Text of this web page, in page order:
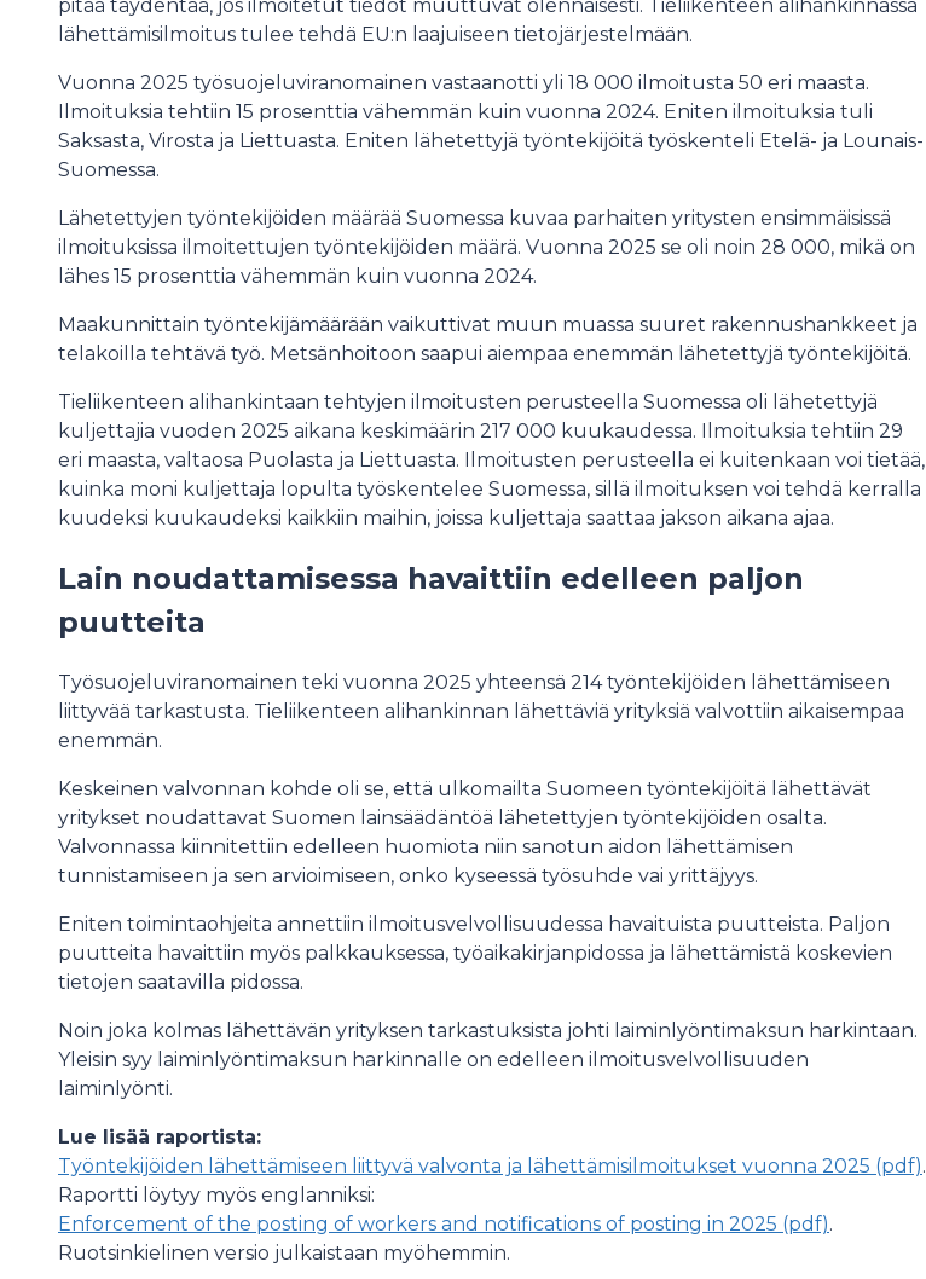
pitää täydentää, jos ilmoitetut tiedot muuttuvat olennaisesti. Tieliikenteen alihankinnassa
lähettämisilmoitus tulee tehdä EU:n laajuiseen tietojärjestelmään.
Vuonna 2025 työsuojeluviranomainen vastaanotti yli 18 000 ilmoitusta 50 eri maasta.
Ilmoituksia tehtiin 15 prosenttia vähemmän kuin vuonna 2024. Eniten ilmoituksia tuli
Saksasta, Virosta ja Liettuasta. Eniten lähetettyjä työntekijöitä työskenteli Etelä- ja Lounais-
Suomessa.
Lähetettyjen työntekijöiden määrää Suomessa kuvaa parhaiten yritysten ensimmäisissä
ilmoituksissa ilmoitettujen työntekijöiden määrä. Vuonna 2025 se oli noin 28 000, mikä on
lähes 15 prosenttia vähemmän kuin vuonna 2024.
Maakunnittain työntekijämäärään vaikuttivat muun muassa suuret rakennushankkeet ja
telakoilla tehtävä työ. Metsänhoitoon saapui aiempaa enemmän lähetettyjä työntekijöitä.
Tieliikenteen alihankintaan tehtyjen ilmoitusten perusteella Suomessa oli lähetettyjä
kuljettajia vuoden 2025 aikana keskimäärin 217 000 kuukaudessa. Ilmoituksia tehtiin 29
eri maasta, valtaosa Puolasta ja Liettuasta. Ilmoitusten perusteella ei kuitenkaan voi tietää,
kuinka moni kuljettaja lopulta työskentelee Suomessa, sillä ilmoituksen voi tehdä kerralla
kuudeksi kuukaudeksi kaikkiin maihin, joissa kuljettaja saattaa jakson aikana ajaa.
Lain noudattamisessa havaittiin edelleen paljon
puutteita
Työsuojeluviranomainen teki vuonna 2025 yhteensä 214 työntekijöiden lähettämiseen
liittyvää tarkastusta. Tieliikenteen alihankinnan lähettäviä yrityksiä valvottiin aikaisempaa
enemmän.
Keskeinen valvonnan kohde oli se, että ulkomailta Suomeen työntekijöitä lähettävät
yritykset noudattavat Suomen lainsäädäntöä lähetettyjen työntekijöiden osalta.
Valvonnassa kiinnitettiin edelleen huomiota niin sanotun aidon lähettämisen
tunnistamiseen ja sen arvioimiseen, onko kyseessä työsuhde vai yrittäjyys.
Eniten toimintaohjeita annettiin ilmoitusvelvollisuudessa havaituista puutteista. Paljon
puutteita havaittiin myös palkkauksessa, työaikakirjanpidossa ja lähettämistä koskevien
tietojen saatavilla pidossa.
Noin joka kolmas lähettävän yrityksen tarkastuksista johti laiminlyöntimaksun harkintaan.
Yleisin syy laiminlyöntimaksun harkinnalle on edelleen ilmoitusvelvollisuuden
laiminlyönti.
Lue lisää raportista:
Työntekijöiden lähettämiseen liittyvä valvonta ja lähettämisilmoitukset vuonna 2025 (pdf).
Raportti löytyy myös englanniksi:
Enforcement of the posting of workers and notifications of posting in 2025 (pdf).
Ruotsinkielinen versio julkaistaan myöhemmin.